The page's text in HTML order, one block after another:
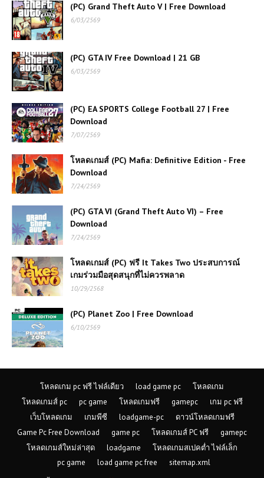
(PC) theHunter Call of the Wild |
Free Download
(PC) GTA VI (Grand Theft Auto
VI) – Free Download
โหลดเกมส์ (PC) Mafia: Definitive
Edition - Free Download
(PC) Farmer’s Life เกมจำลอง
ชีวิตชาวนา
(PC) Forza Horizon 4 | Free
Download
(PC) Brick Rigs | Free
Download
(PC) Naruto: Ultimate Ninja Storm
Free Download | 6.2 GB
(PC) Left 4 Dead 2 | Free
Download
(PC) Gold Rush: The Game |
Free Download
(PC) Grand Theft Auto V | Free Download
6/03/2569
(PC) GTA IV Free Download | 21 GB
6/03/2569
(PC) EA SPORTS College Football 27 | Free
Download
7/07/2569
โหลดเกมส์ (PC) Mafia: Definitive Edition - Free
Download
7/24/2569
(PC) GTA VI (Grand Theft Auto VI) – Free
Download
7/24/2569
โหลดเกมส์ (PC) ฟรี It Takes Two ประสบการณ์
เกมร่วมมือสุดสนุกที่ไม่ควรพลาด
10/29/2568
(PC) Planet Zoo | Free Download
6/10/2569
โหลดเกม pc ฟรี ไฟล์เดียว load game pc
โหลดเกม
โหลดเกมส์ pc
pc game โหลดเกมฟรี gamepc
เกม pc ฟรี
เว็บโหลดเกม
เกมพีซี loadgame-pc
ดาวน์โหลดเกมฟรี
Game Pc Free Download
game pc โหลดเกมส์ PC ฟรี
gamepc
โหลดเกมส์ใหม่ล่าสุด
loadgame
โหลดเกมสเปคต่ำ ไฟล์เล็ก
pc game
load game pc free
sitemap.xml